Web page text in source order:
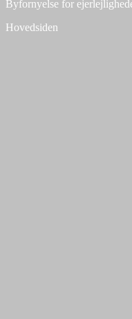
Byfornyelse for
Hovedsiden